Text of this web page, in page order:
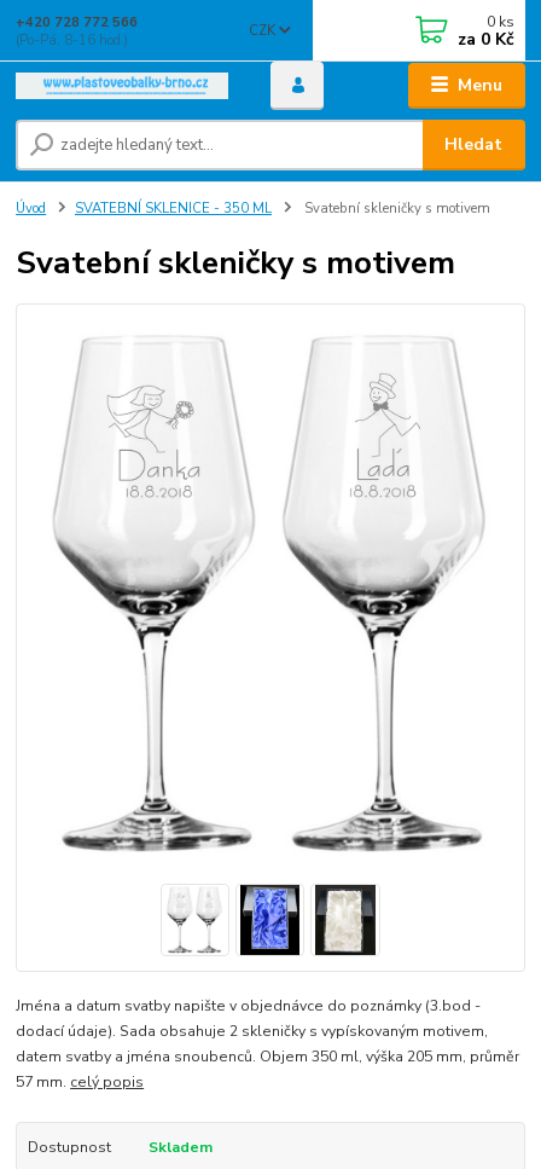
Menu
CZK
Hledat
+420 728 772 566
(Po-Pá, 8-16 hod.)
0 ks
za 0 Kč
Úvod SVATEBNÍ SKLENICE - 350 ML Svatební skleničky s motivem
Svatební skleničky s motivem
Jména a datum svatby napište v objednávce do poznámky (3.bod -
dodací údaje). Sada obsahuje 2 skleničky s vypískovaným motivem,
datem svatby a jména snoubenců. Objem 350 ml, výška 205 mm, průměr
57 mm. celý popis
Dostupnost
Skladem